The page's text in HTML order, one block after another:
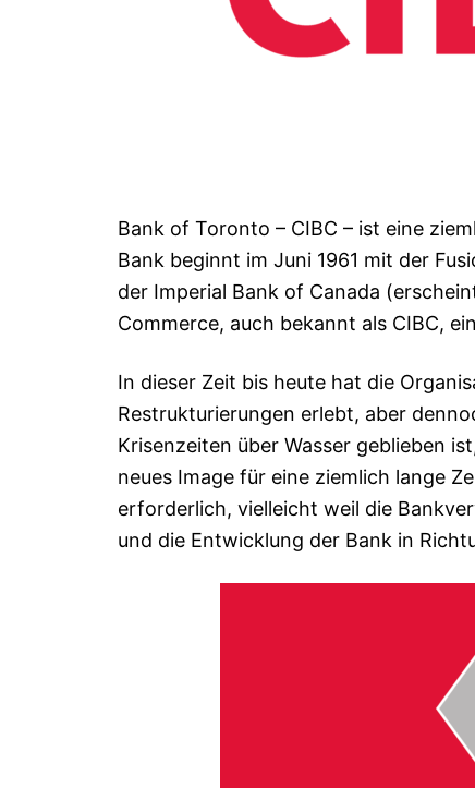
Bank of Toronto – CIBC – ist eine
Bank beginnt im Juni 1961 mit der
der Imperial Bank of Canada
Commerce, auch bekannt als CIBC,
In dieser Zeit bis heute hat die
Restrukturierungen erlebt, aber
Krisenzeiten über Wasser geblieben
neues Image für eine ziemlich lange
erforderlich, vielleicht weil die
und die Entwicklung der Bank in